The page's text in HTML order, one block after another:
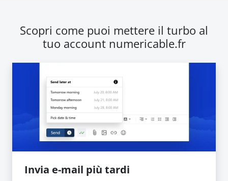
Scopri come puoi mettere il turbo al
tuo account numericable.fr
Invia e-mail più tardi